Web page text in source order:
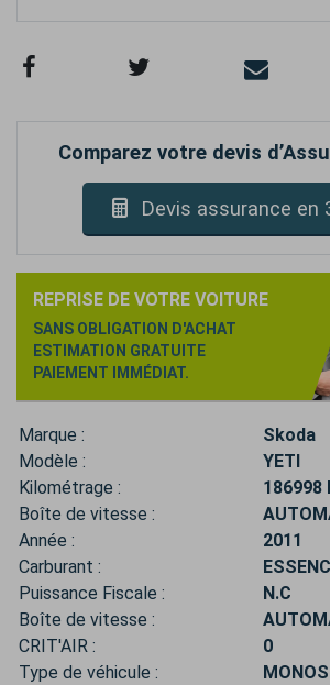
Comparez votre devis
Devis assurance en
REPRISE DE VOTRE VOITURE
SANS OBLIGATION D'ACHAT
ESTIMATION GRATUITE
PAIEMENT IMMÉDIAT.
Marque :
Skoda
Modèle :
YETI
Kilométrage :
186998
Boîte de vitesse :
Année :
2011
Carburant :
Puissance Fiscale :
N.C
Boîte de vitesse :
CRIT'AIR :
0
Type de véhicule :